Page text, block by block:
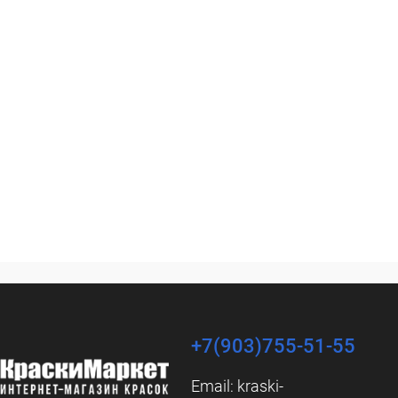
+7(903)755-51-55
Email: kraski-